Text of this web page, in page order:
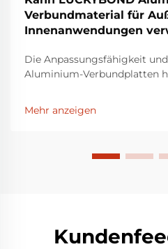
Verbundmaterial für
Innenanwendungen
Die Anpassungsfähigkeit
Aluminium-Verbundplatten
Architekturprojekte
Erfahrung in der Herstellung
Mehr anzeigen